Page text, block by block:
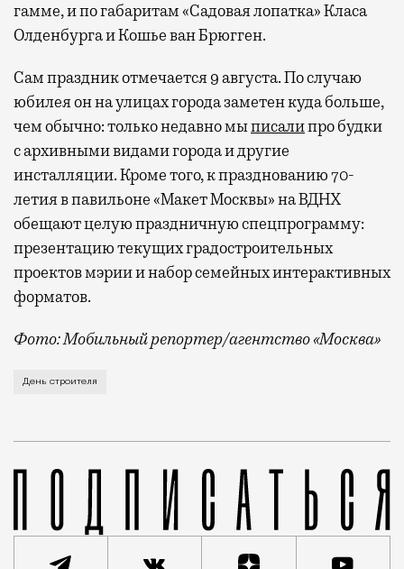
гамме, и по габаритам «Садовая лопатка» Класа
Олденбурга и Кошье ван Брюгген.
Сам праздник отмечается 9 августа. По случаю
юбилея он на улицах города заметен куда больше,
чем обычно: только недавно мыписалипро будки
с архивными видами города и другие
инсталляции. Кроме того, к празднованию 70-
летия в павильоне «Макет Москвы» на ВДНХ
обещают целую праздничную спецпрограмму:
презентацию текущих градостроительных
проектов мэрии и набор семейных интерактивных
форматов.
Фото: Мобильный репортер/агентство «Москва»
Это каска в фирменных цветах департамента
День строителя